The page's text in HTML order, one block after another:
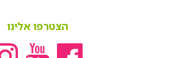
הצטרפו אלינו